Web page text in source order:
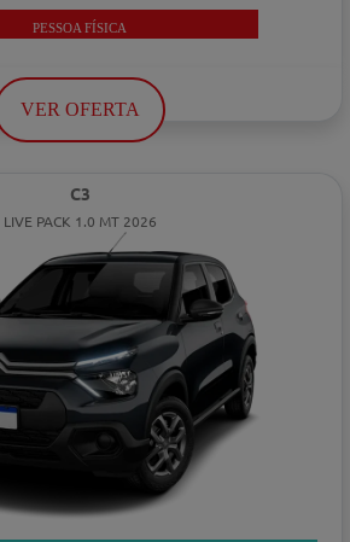
PESSOA FÍSICA
VER OFERTA
C3
LIVE PACK 1.0 MT 2026